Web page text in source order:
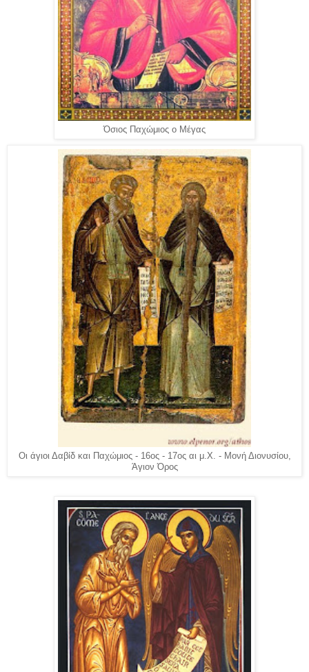
Όσιος Παχώμιος ο Μέγας
Οι άγιοι Δαβίδ και Παχώμιος - 16ος - 17ος αι μ.Χ. - Mονή Διονυσίου,
Άγιον Όρος